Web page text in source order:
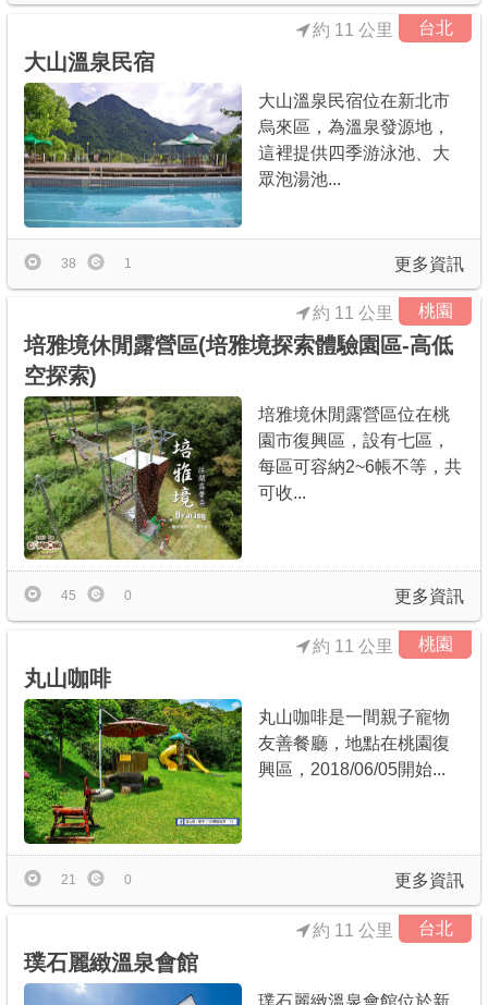
台北
大山溫泉民宿
約 11 公里
大山溫泉民宿位在新北市
烏來區，為溫泉發源地，
這裡提供四季游泳池、大
眾泡湯池...
更多資訊
38 1
桃園
培雅境休閒露營區(培雅境探索體驗園區-高低
空探索)
約 11 公里
培雅境休閒露營區位在桃
園市復興區，設有七區，
每區可容納2~6帳不等，共
可收...
更多資訊
45 0
桃園
丸山咖啡
約 11 公里
丸山咖啡是一間親子寵物
友善餐廳，地點在桃園復
興區，2018/06/05開始...
更多資訊
21 0
台北
璞石麗緻溫泉會館
約 11 公里
璞石麗緻溫泉會館位於新